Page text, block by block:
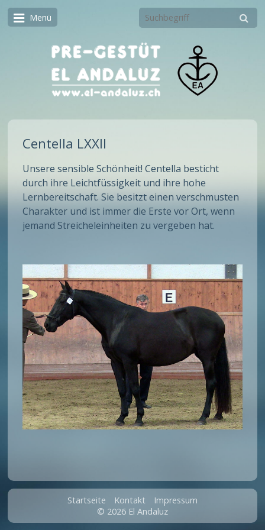
Menü
Centella LXXII
Unsere sensible Schönheit! Centella besticht
durch ihre Leichtfüssigkeit und ihre hohe
Lernbereitschaft. Sie besitzt einen verschmusten
Charakter und ist immer die Erste vor Ort, wenn
jemand Streicheleinheiten zu vergeben hat.
Startseite Kontakt
Impressum
© 2026 El Andaluz